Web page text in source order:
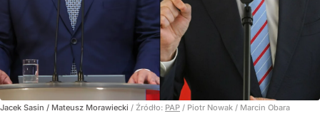
Jacek Sasin / Mateusz Morawiecki / Źródło: PAP / Piotr Nowak / Marcin Obara